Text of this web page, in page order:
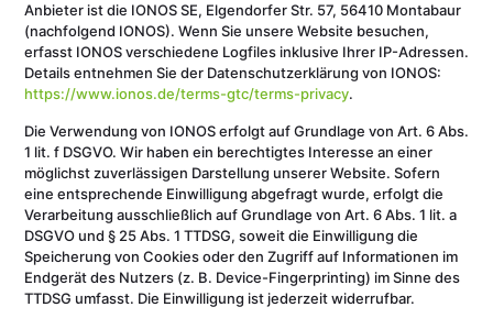
Anbieter ist die IONOS SE, Elgendorfer Str. 57, 56410 Montabaur
(nachfolgend IONOS). Wenn Sie unsere Website besuchen,
erfasst IONOS verschiedene Logfiles inklusive Ihrer IP-Adressen.
Details entnehmen Sie der Datenschutzerklärung von IONOS:
https://www.ionos.de/terms-gtc/terms-privacy.
Die Verwendung von IONOS erfolgt auf Grundlage von Art. 6 Abs.
1 lit. f DSGVO. Wir haben ein berechtigtes Interesse an einer
möglichst zuverlässigen Darstellung unserer Website. Sofern
eine entsprechende Einwilligung abgefragt wurde, erfolgt die
Verarbeitung ausschließlich auf Grundlage von Art. 6 Abs. 1 lit. a
DSGVO und § 25 Abs. 1 TTDSG, soweit die Einwilligung die
Speicherung von Cookies oder den Zugriff auf Informationen im
Endgerät des Nutzers (z. B. Device-Fingerprinting) im Sinne des
TTDSG umfasst. Die Einwilligung ist jederzeit widerrufbar.